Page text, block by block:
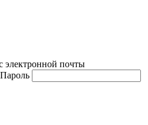
электронной почты
Пароль